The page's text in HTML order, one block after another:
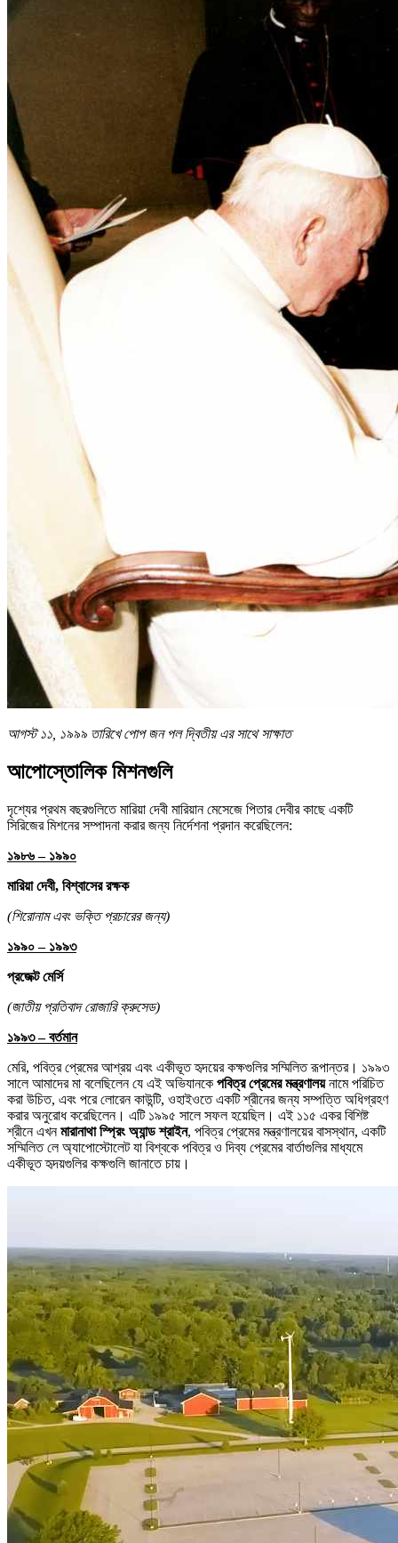
আগস্ট ১১, ১৯৯৯ তারিখে পোপ জন পল দ্বিতীয় এর সাথে সাক্ষাত
আপোস্তোলিক মিশনগুলি
দৃশ্যের প্রথম বছরগুলিতে মারিয়া দেবী মারিয়ান মেসেজে পিতার দেবীর কাছে একটি
সিরিজের মিশনের সম্পাদনা করার জন্য নির্দেশনা প্রদান করেছিলেন:
১৯৮৬ – ১৯৯০
মারিয়া দেবী, বিশ্বাসের রক্ষক
(শিরোনাম এবং ভক্তি প্রচারের জন্য)
১৯৯০ – ১৯৯৩
প্রজেক্ট মের্সি
(জাতীয় প্রতিবাদ রোজারি ক্রুসেড)
১৯৯৩ – বর্তমান
মেরি, পবিত্র প্রেমের আশ্রয় এবং একীভূত হৃদয়ের কক্ষগুলির সম্মিলিত রূপান্তর। ১৯৯৩
সালে আমাদের মা বলেছিলেন যে এই অভিযানকে পবিত্র প্রেমের মন্ত্রণালয়নামে পরিচিত
করা উচিত, এবং পরে লোরেন কাউন্টি, ওহাইওতে একটি শ্রীনের জন্য সম্পত্তি অধিগ্রহণ
করার অনুরোধ করেছিলেন। এটি ১৯৯৫ সালে সফল হয়েছিল। এই ১১৫ একর বিশিষ্ট
শ্রীনে এখনমারানাথা স্প্রিং অ্যান্ড শ্রাইন, পবিত্র প্রেমের মন্ত্রণালয়ের বাসস্থান, একটি
সম্মিলিত লে অ্যাপোস্টোলেট যা বিশ্বকে পবিত্র ও দিব্য প্রেমের বার্তাগুলির মাধ্যমে
একীভূত হৃদয়গুলির কক্ষগুলি জানাতে চায়।